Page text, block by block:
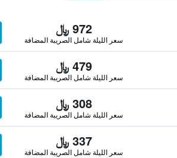
972 ﷼
سعر الليلة شامل الصريبة المضافة
479 ﷼
سعر الليلة شامل الصريبة المضافة
308 ﷼
سعر الليلة شامل الصريبة المضافة
337 ﷼
سعر الليلة شامل الصريبة المضافة